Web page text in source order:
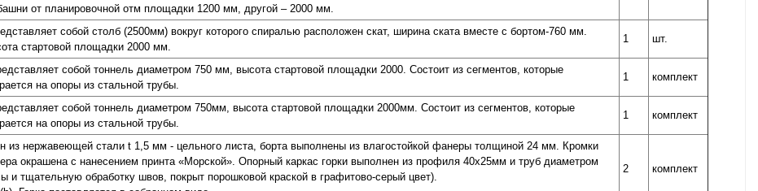
от планировочной отм площадки 1200 мм, другой – 2000 мм.
собой столб (2500мм) вокруг которого спиралью расположен скат, ширина ската вместе с бортом-760 мм.
стартовой площадки 2000 мм.
1 шт.
собой тоннель диаметром 750 мм, высота стартовой площадки 2000. Состоит из сегментов, которые
на опоры из стальной трубы.
1 комплект
собой тоннель диаметром 750мм, высота стартовой площадки 2000мм. Состоит из сегментов, которые
на опоры из стальной трубы.
1 комплект
из нержавеющей стали t 1,5 мм - цельного листа, борта выполнены из влагостойкой фанеры толщиной 24 мм. Кромки
окрашена с нанесением принта «Морской». Опорный каркас горки выполнен из профиля 40х25мм и труб диаметром
тщательную обработку швов, покрыт порошковой краской в графитово-серый цвет).
2 комплект